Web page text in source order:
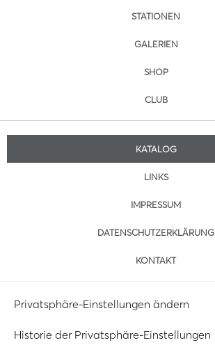
STATIONEN
GALERIEN
SHOP
CLUB
KATALOG
LINKS
IMPRESSUM
DATENSCHUTZERKLÄRUNG
KONTAKT
Privatsphäre-Einstellungen ändern
Historie der Privatsphäre-Einstellungen